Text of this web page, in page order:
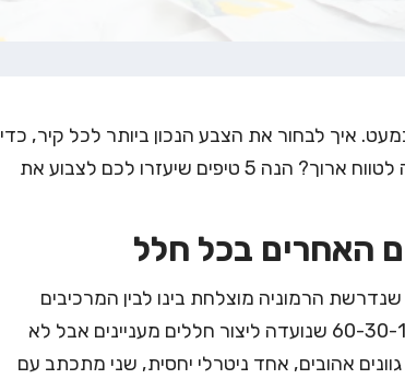
איך לבחור את הצבע הנכון ביותר לכל קיר, כדי
שהתוצאה תהיה היפה ביותר ותספק לכם נחת והנאה לטווח ארוך? הנה 5 טיפים שיעזרו לכם לצבוע את
הרמוניה מוצלחת בינו לבין המרכיבים
האחרים בחלל. בהקשר זה כדאי להכיר את שיטת 60-30-10 שנועדה ליצור חללים מעניינים אבל לא
מדי. העיקרון המרכזי בשיטה הוא לבחור 3 גוונים אהובים, אחד ניטרלי יחסית, שני מתכתב עם